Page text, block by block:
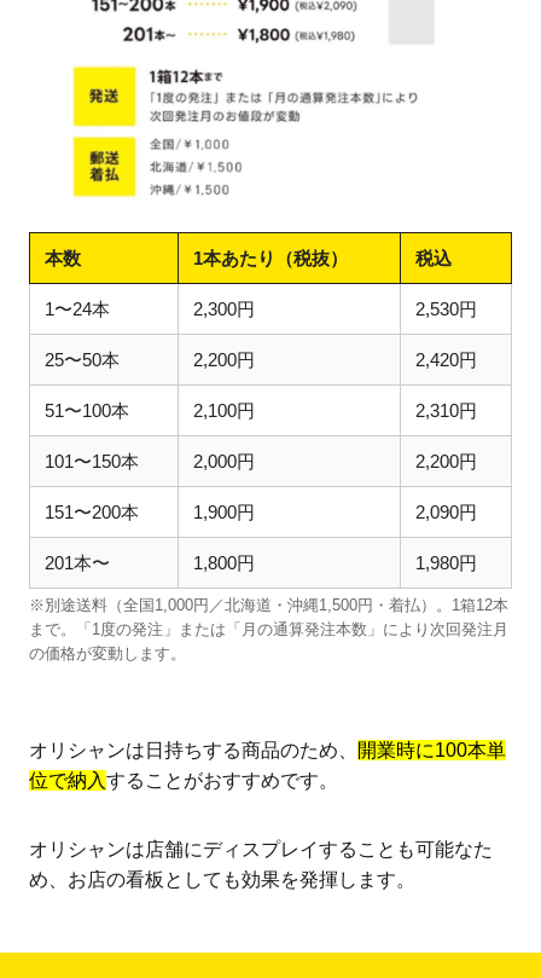
本数 1本あたり（税抜） 税込
1〜24本 2,300円 2,530円
25〜50本 2,200円 2,420円
51〜100本 2,100円 2,310円
101〜150本 2,000円 2,200円
151〜200本 1,900円 2,090円
201本〜 1,800円 1,980円
※別途送料（全国1,000円／北海道・沖縄1,500円・着払）。1箱12本
まで。「1度の発注」または「月の通算発注本数」により次回発注月
の価格が変動します。
オリシャンは日持ちする商品のため、
開業時に100本単
位で納入することがおすすめです。
オリシャンは店舗にディスプレイすることも可能なた
め、お店の看板としても効果を発揮します。